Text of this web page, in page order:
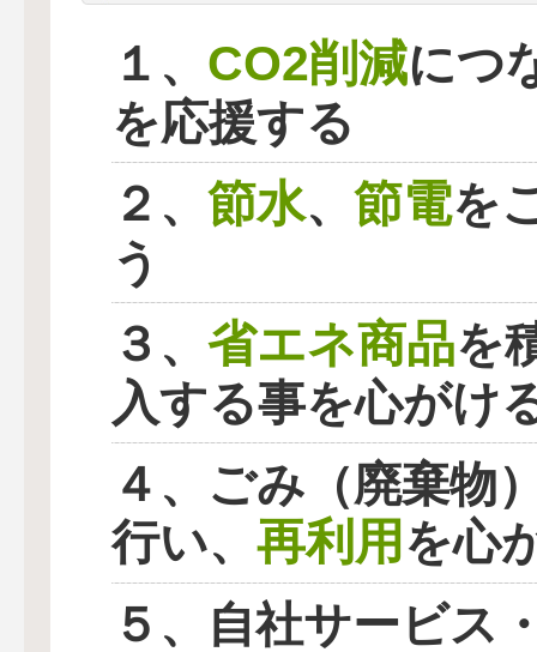
１、 CO2削減につ
を応援する
２、 節水、 節電を
う
３、 省エネ商品を
入する事を心がけ
４、ごみ（廃棄物
行い、 再利用 を心
５、自社サービス